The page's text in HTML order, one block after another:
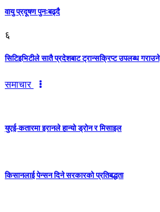
वायु प्रदूषण पुनःबढ्दै
६
सिटिइभिटीले सातै प्रदेशबाट ट्रान्सक्रिप्ट उपलब्ध गराउने
समाचार
युएई-कतारमा इरानले हान्यो ड्रोन र मिसाइल
किसानलाई पेन्सन दिने सरकारको प्रतिबद्धता